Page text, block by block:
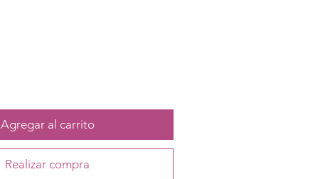
Agregar al carrito
Realizar compra